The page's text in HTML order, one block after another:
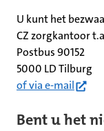
U kunt het
CZ zorgkantoor
Postbus 90152
5000 LD Tilburg
of via e-mail
Bent u het